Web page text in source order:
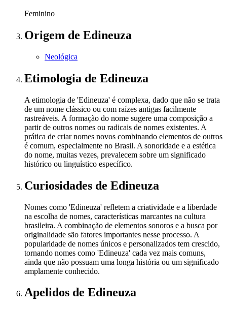
Feminino
Origem de Edineuza
Neológica
Etimologia de Edineuza
A etimologia de 'Edineuza' é complexa, dado que não se trata
de um nome clássico ou com raízes antigas facilmente
rastreáveis. A formação do nome sugere uma composição a
partir de outros nomes ou radicais de nomes existentes. A
prática de criar nomes novos combinando elementos de outros
é comum, especialmente no Brasil. A sonoridade e a estética
do nome, muitas vezes, prevalecem sobre um significado
histórico ou linguístico específico.
Curiosidades de Edineuza
Nomes como 'Edineuza' refletem a criatividade e a liberdade
na escolha de nomes, características marcantes na cultura
brasileira. A combinação de elementos sonoros e a busca por
originalidade são fatores importantes nesse processo. A
popularidade de nomes únicos e personalizados tem crescido,
tornando nomes como 'Edineuza' cada vez mais comuns,
ainda que não possuam uma longa história ou um significado
amplamente conhecido.
Apelidos de Edineuza